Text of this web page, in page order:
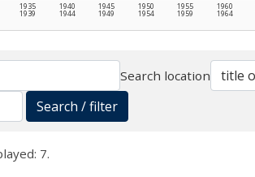
1935
1939
1940
1944
1945
1949
1950
1954
1955
1959
1960
1964
Search location
Search / filter
7.